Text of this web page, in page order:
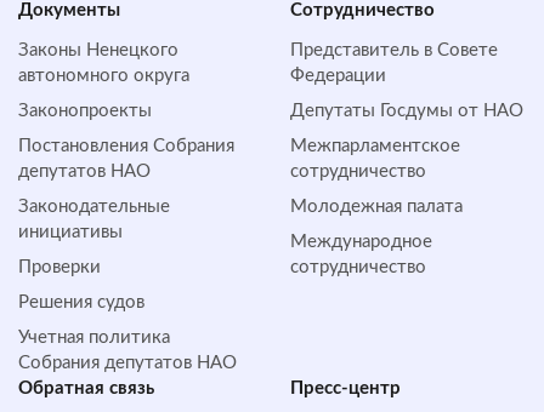
Документы
Законы Ненецкого
автономного округа
Законопроекты
Постановления Собрания
депутатов НАО
Законодательные
инициативы
Проверки
Решения судов
Учетная политика
Собрания депутатов НАО
Сотрудничество
Представитель в Совете
Федерации
Депутаты Госдумы от НАО
Межпарламентское
сотрудничество
Молодежная палата
Международное
сотрудничество
Обратная cвязь Пресс-центр